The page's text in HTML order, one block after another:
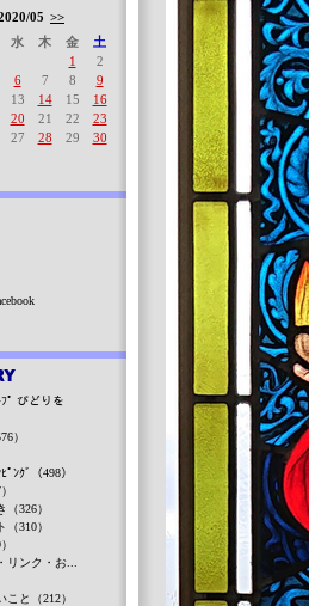
05 >>
水 木 金
土
1
2
6 7 8
9
13 14 15
16
20 21 22
23
27 28 29
30
ﾌﾟ びどりを
）
ﾟﾝｸﾞ（498）
326）
310）
リンク・お...
と（212）